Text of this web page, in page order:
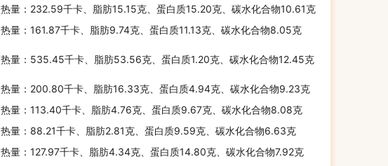
热量：232.59千卡、脂肪15.15克、蛋白质15.20克、碳水化合物10.61克
热量：161.87千卡、脂肪9.74克、蛋白质11.13克、碳水化合物8.05克
热量：535.45千卡、脂肪53.56克、蛋白质1.20克、碳水化合物12.45克
热量：200.80千卡、脂肪16.33克、蛋白质4.94克、碳水化合物9.23克
热量：113.40千卡、脂肪4.76克、蛋白质9.67克、碳水化合物8.08克
热量：88.21千卡、脂肪2.81克、蛋白质9.59克、碳水化合物6.63克
热量：127.97千卡、脂肪4.34克、蛋白质14.80克、碳水化合物7.92克